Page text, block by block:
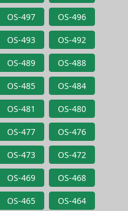
OS-497 OS-496
OS-493 OS-492
OS-489 OS-488
OS-485 OS-484
OS-481 OS-480
OS-477 OS-476
OS-473 OS-472
OS-469 OS-468
OS-465 OS-464